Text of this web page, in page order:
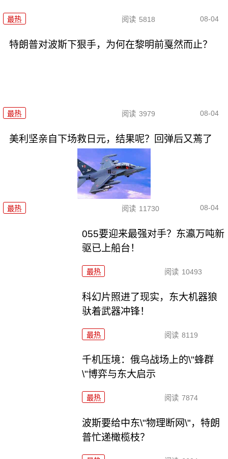
最热 阅读 5818 08-04
特朗普对波斯下狠手，为何在黎明前戛然而止？
最热 阅读 3979 08-04
美利坚亲自下场救日元，结果呢？回弹后又蔫了
最热 阅读 11730 08-04
055要迎来最强对手？东瀛万吨新
驱已上船台！
最热 阅读 10493
科幻片照进了现实，东大机器狼
驮着武器冲锋！
最热 阅读 8119
千机压境：俄乌战场上的\"蜂群
\"博弈与东大启示
最热 阅读 7874
波斯要给中东\"物理断网\"，特朗
普忙递橄榄枝？